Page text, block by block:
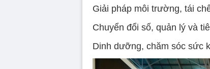
Giải pháp môi trường, tái
Chuyển đổi số, quản lý và
Dinh dưỡng, chăm sóc sức